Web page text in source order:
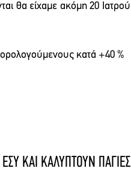
θα είχαμε ακόμη 20
κατά +40 %
ΚΑΙ ΚΑΛΥΠΤΟΥΝ ΠΑΓΙΕΣ